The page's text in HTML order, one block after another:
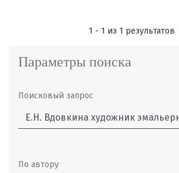
1 - 1 из 1 результатов
Параметры поиска
Поисковый запрос
По автору